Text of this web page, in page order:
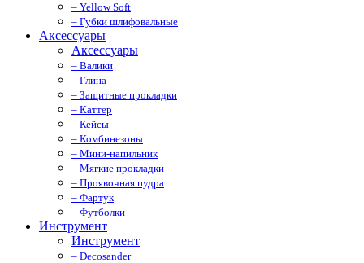
– Yellow Soft
– Губки шлифовальные
Аксессуары
Аксессуары
– Валики
– Глина
– Защитные прокладки
– Каттер
– Кейсы
– Комбинезоны
– Мини-напильник
– Мягкие прокладки
– Проявочная пудра
– Фартук
– Футболки
Инструмент
Инструмент
– Decosander